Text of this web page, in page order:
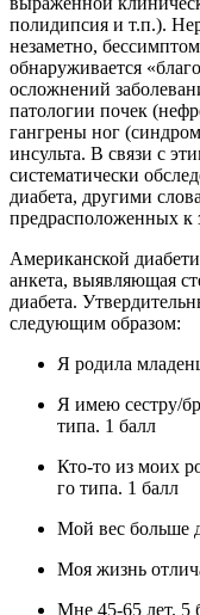
полидипсия и т.п.).
незаметно,
обнаруживается
осложнений
патологии почек
гангрены ног
инсульта. В связи с
систематически
диабета, другими
предрасположенных к
Американской
анкета, выявляющая
диабета.
следующим образом:
Я родила
Я имею сестру/
типа. 1 балл
Кто-то из моих
го типа. 1 балл
Мой вес больше
Моя жизнь
Мне 45-65 лет. 5